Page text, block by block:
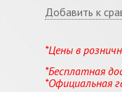
Добавить к
*Цены в
*Бесплатная
*Официальная